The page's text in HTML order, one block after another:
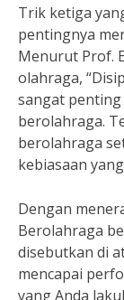
Trik ketiga
pentingnya
Menurut Prof.
olahraga,
sangat penting
berolahraga.
berolahraga
kebiasaan
Dengan
Berolahraga
disebutkan di
mencapai
yang Anda